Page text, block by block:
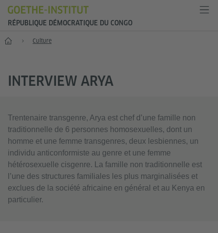
RÉPUBLIQUE DÉMOCRATIQUE DU CONGO
Accueil Culture
INTERVIEW ARYA
Trentenaire transgenre, Arya est chef d’une famille non
traditionnelle de 6 personnes homosexuelles, dont un
homme et une femme transgenres, deux lesbiennes, un
individu anticonformiste au genre et une femme
hétérosexuelle cisgenre. La famille non traditionnelle est
l’une des structures familiales les plus marginalisées et
exclues de la société africaine en général et au Kenya en
particulier.